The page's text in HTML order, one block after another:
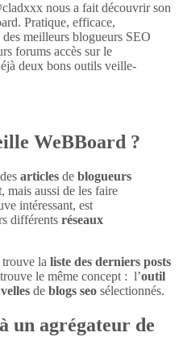
nous a fait découvrir son
Pratique, efficace,
meilleurs blogueurs SEO
forums accès sur le
deux bons outils veille-
WeBBoard ?
articles de blogueurs
, mais aussi de les faire
intéressant, est
différents réseaux
la liste des derniers posts
le même concept : l’outil
de blogs seo sélectionnés.
un agrégateur de